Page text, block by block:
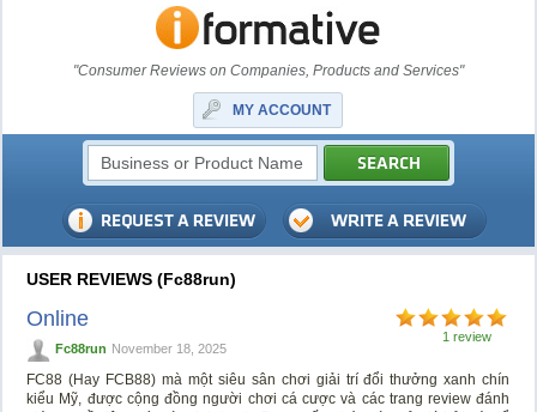
"Consumer Reviews on Companies, Products and Services"
MY ACCOUNT
USER REVIEWS (Fc88run)
1 review
Online
Fc88run November 18, 2025
FC88 (Hay FCB88) mà một siêu sân chơi giải trí đổi thưởng xanh chín
kiểu Mỹ, được cộng đồng người chơi cá cược và các trang review đánh